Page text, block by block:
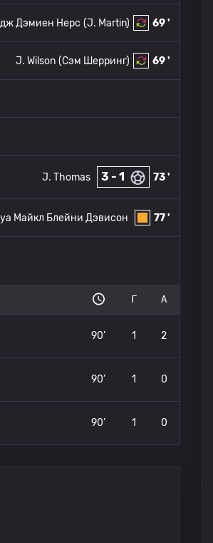
69 '
(J. Martin)
Дэмиен Нерс
69 '
(Сэм Шерринг)
J. Wilson
73 '
3 - 1
J. Thomas
77 '
Майкл Блейни Дэвисон
Г А
90’ 1 2
90’ 1 0
90’ 1 0